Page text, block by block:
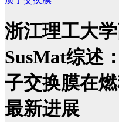
浙江理工大
SusMat综述
子交换膜在
最新进展